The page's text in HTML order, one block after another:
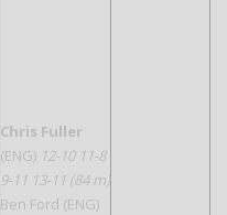
Chris Fuller
(ENG) 12-10 11-8
9-11 13-11 (84 m)
Ben Ford (ENG)